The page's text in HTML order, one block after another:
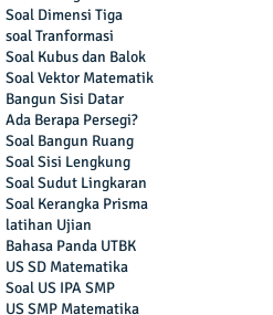
Soal Dimensi Tiga
soal Tranformasi
Soal Kubus dan Balok
Soal Vektor Matematik
Bangun Sisi Datar
Ada Berapa Persegi?
Soal Bangun Ruang
Soal Sisi Lengkung
Soal Sudut Lingkaran
Soal Kerangka Prisma
latihan Ujian
Bahasa Panda UTBK
US SD Matematika
Soal US IPA SMP
US SMP Matematika